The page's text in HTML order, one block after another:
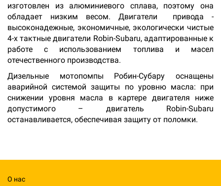
изготовлен из алюминиевого сплава, поэтому она
обладает низким весом. Двигатели привода -
высоконадежные, экономичные, экологически чистые
4-х тактные двигатели Robin-Subaru, адаптированные к
работе с использованием топлива и масел
отечественного производства.
Дизельные мотопомпы Робин-Субару оснащены
аварийной системой защиты по уровню масла: при
снижении уровня масла в картере двигателя ниже
допустимого – двигатель Robin-Subaru
останавливается, обеспечивая защиту от поломки.
О нас